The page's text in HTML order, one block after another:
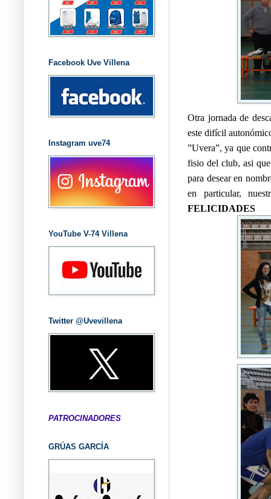
Otra jornada de
este difícil
”Uvera”, ya que
fisio del club, asi
para desear en
en particular,
FELICIDADES
Facebook Uve Villena
Instagram uve74
YouTube V-74 Villena
Twitter @Uvevillena
PATROCINADORES
GRÚAS GARCÍA